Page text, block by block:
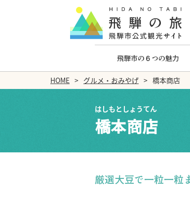
飛騨市の６つの魅力
HOME グルメ・おみやげ 橋本商店
はしもとしょうてん
橋本商店
厳選大豆で一粒一粒